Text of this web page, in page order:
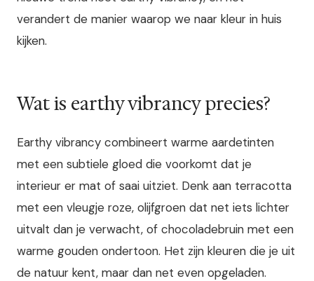
verandert de manier waarop we naar kleur in huis
kijken.
Wat is earthy vibrancy precies?
Earthy vibrancy combineert warme aardetinten
met een subtiele gloed die voorkomt dat je
interieur er mat of saai uitziet. Denk aan terracotta
met een vleugje roze, olijfgroen dat net iets lichter
uitvalt dan je verwacht, of chocoladebruin met een
warme gouden ondertoon. Het zijn kleuren die je uit
de natuur kent, maar dan net even opgeladen.